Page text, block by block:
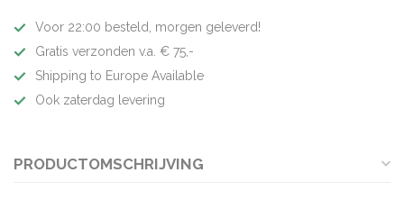
Voor 22:00 besteld, morgen geleverd!
Gratis verzonden v.a. € 75,-
Shipping to Europe Available
Ook zaterdag levering
PRODUCTOMSCHRIJVING